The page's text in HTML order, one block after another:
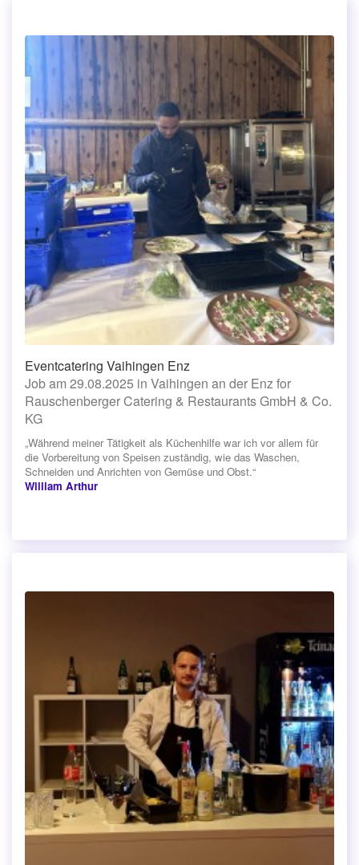
Eventcatering Vaihingen Enz
Job am 29.08.2025 in Vaihingen an der Enz for
Rauschenberger Catering & Restaurants GmbH & Co.
KG
„Während meiner Tätigkeit als Küchenhilfe war ich vor allem für
die Vorbereitung von Speisen zuständig, wie das Waschen,
Schneiden und Anrichten von Gemüse und Obst.“
William Arthur